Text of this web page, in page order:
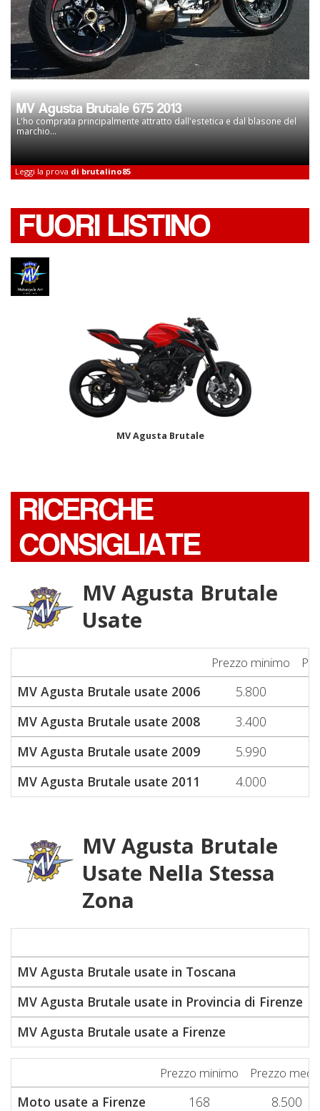
MV Agusta Brutale 675 2013
L'ho comprata principalmente attratto dall'estetica e dal blasone del
marchio...
Leggi la prova di brutalino85
FUORI LISTINO
MV Agusta Brutale
RICERCHE
CONSIGLIATE
MV Agusta Brutale
Usate
Prezzo minimo
MV Agusta Brutale usate 2006 5.800
MV Agusta Brutale usate 2008
3.400
MV Agusta Brutale usate 2009
5.990
MV Agusta Brutale usate 2011
4.000
MV Agusta Brutale
Usate Nella Stessa
Zona
MV Agusta Brutale usate in Toscana
MV Agusta Brutale usate in Provincia di Firenze
MV Agusta Brutale usate a Firenze
Prezzo minimo Prezzo
Moto usate a Firenze 168
8.500